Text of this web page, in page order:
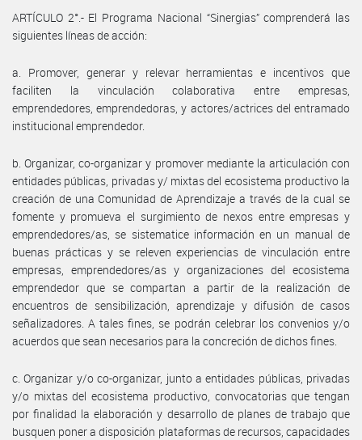
ARTÍCULO 2°.- El Programa Nacional “Sinergias” comprenderá las
siguientes líneas de acción:
a. Promover, generar y relevar herramientas e incentivos que
faciliten la vinculación colaborativa entre empresas,
emprendedores, emprendedoras, y actores/actrices del entramado
institucional emprendedor.
b. Organizar, co-organizar y promover mediante la articulación con
entidades públicas, privadas y/ mixtas del ecosistema productivo la
creación de una Comunidad de Aprendizaje a través de la cual se
fomente y promueva el surgimiento de nexos entre empresas y
emprendedores/as, se sistematice información en un manual de
buenas prácticas y se releven experiencias de vinculación entre
empresas, emprendedores/as y organizaciones del ecosistema
emprendedor que se compartan a partir de la realización de
encuentros de sensibilización, aprendizaje y difusión de casos
señalizadores. A tales fines, se podrán celebrar los convenios y/o
acuerdos que sean necesarios para la concreción de dichos fines.
c. Organizar y/o co-organizar, junto a entidades públicas, privadas
y/o mixtas del ecosistema productivo, convocatorias que tengan
por finalidad la elaboración y desarrollo de planes de trabajo que
busquen poner a disposición plataformas de recursos, capacidades